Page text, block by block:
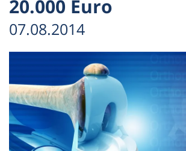
20.000 Euro
07.08.2014